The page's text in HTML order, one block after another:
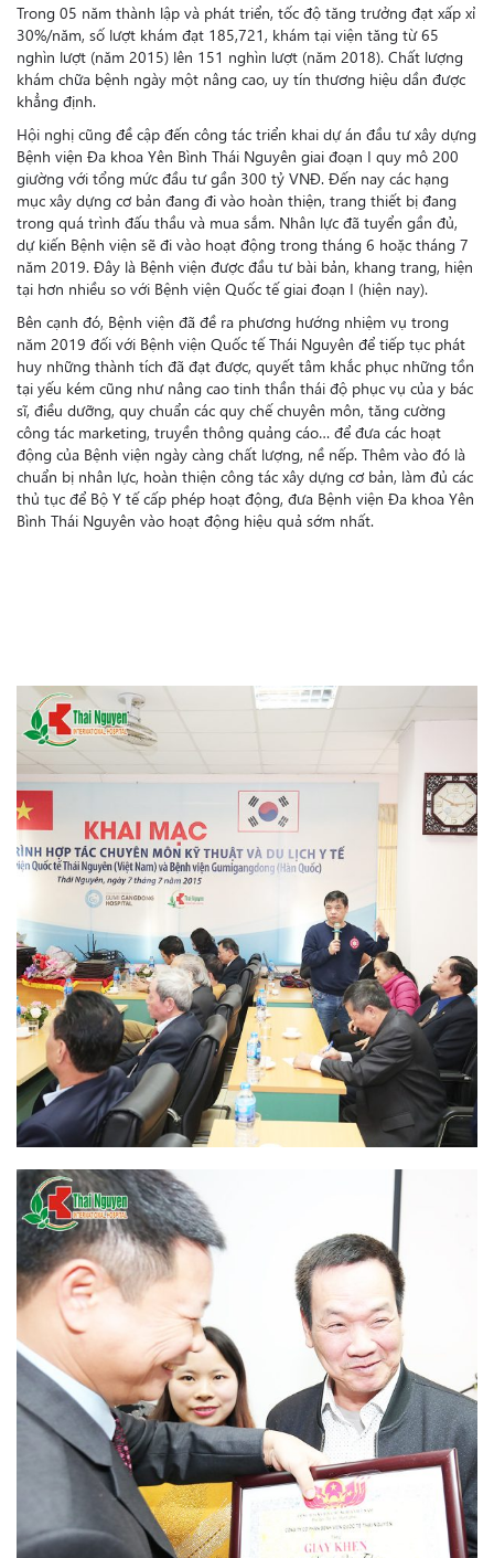
Trong 05 năm thành lập và phát triển, tốc độ tăng trưởng đạt xấp xỉ
30%/năm, số lượt khám đạt 185,721, khám tại viện tăng từ 65
nghìn lượt (năm 2015) lên 151 nghìn lượt (năm 2018). Chất lượng
khám chữa bệnh ngày một nâng cao, uy tín thương hiệu dần được
khẳng định.
Hội nghị cũng đề cập đến công tác triển khai dự án đầu tư xây dựng
Bệnh viện Đa khoa Yên Bình Thái Nguyên giai đoạn I quy mô 200
giường với tổng mức đầu tư gần 300 tỷ VNĐ. Đến nay các hạng
mục xây dựng cơ bản đang đi vào hoàn thiện, trang thiết bị đang
trong quá trình đấu thầu và mua sắm. Nhân lực đã tuyển gần đủ,
dự kiến Bệnh viện sẽ đi vào hoạt động trong tháng 6 hoặc tháng 7
năm 2019. Đây là Bệnh viện được đầu tư bài bản, khang trang, hiện
tại hơn nhiều so với Bệnh viện Quốc tế giai đoạn I (hiện nay).
Bên cạnh đó, Bệnh viện đã đề ra phương hướng nhiệm vụ trong
năm 2019 đối với Bệnh viện Quốc tế Thái Nguyên để tiếp tục phát
huy những thành tích đã đạt được, quyết tâm khắc phục những tồn
tại yếu kém cũng như nâng cao tinh thần thái độ phục vụ của y bác
sĩ, điều dưỡng, quy chuẩn các quy chế chuyên môn, tăng cường
công tác marketing, truyền thông quảng cáo… để đưa các hoạt
động của Bệnh viện ngày càng chất lượng, nề nếp. Thêm vào đó là
chuẩn bị nhân lực, hoàn thiện công tác xây dựng cơ bản, làm đủ các
thủ tục để Bộ Y tế cấp phép hoạt động, đưa Bệnh viện Đa khoa Yên
Bình Thái Nguyên vào hoạt động hiệu quả sớm nhất.